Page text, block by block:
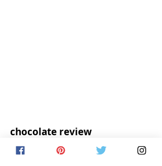
chocolate review